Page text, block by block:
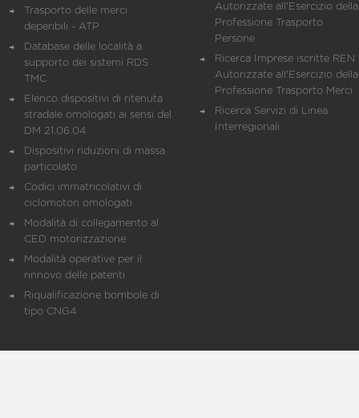
Trasporto delle merci
deperibili - ATP
Database delle località a
supporto dei sistemi RDS
TMC
Elenco dispositivi di ritenuta
stradale omologati ai sensi del
DM 21.06.04
Dispositivi riduzioni di massa
particolato
Codici immatricolativi di
ciclomotori omologati
Modalità di collegamento al
CED motorizzazione
Modalità operative per il
rinnovo delle patenti
Riqualificazione bombole di
tipo CNG4
Autorizzate all'Esercizio della
Professione Trasporto
Persone
Ricerca Imprese iscritte REN
Autorizzate all'Esercizio della
Professione Trasporto Merci
Ricerca Servizi di Linea
Interregionali